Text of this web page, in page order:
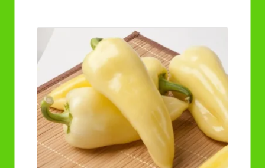
varijanti.
mogu
biti
izabrane
na
stranici
proizvoda.